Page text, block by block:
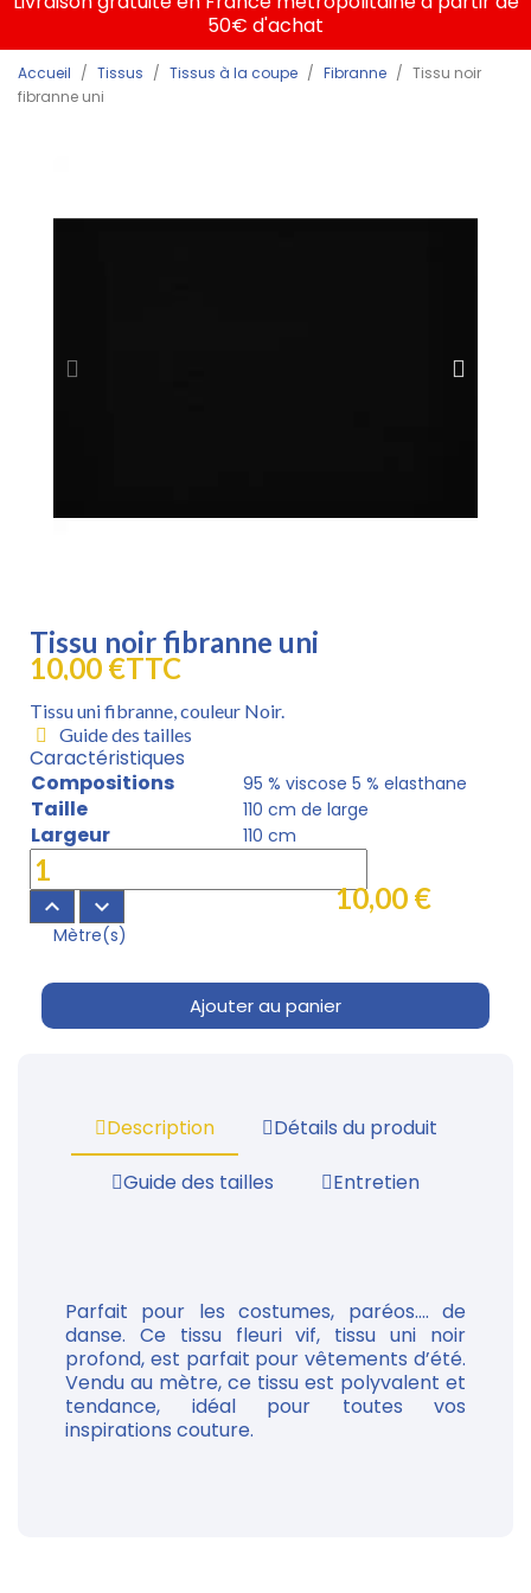
50€ d'achat
Accueil Tissus Tissus à la coupe Fibranne
Tissu noir
fibranne uni
Tissu noir fibranne uni
10,00 €TTC
Tissu uni fibranne, couleur Noir.
Guide des tailles
Caractéristiques
Compositions
95 % viscose 5 % elasthane
Taille 110 cm de large
Largeur 110 cm
keyboard_arrow_up keyboard_arrow_down
Mètre(s)
10,00 €
Ajouter au panier
Description
Détails du produit
Guide des tailles
Entretien
Parfait pour les costumes, paréos.... de
danse. Ce tissu fleuri vif, tissu uni noir
profond, est parfait pour vêtements d’été.
Vendu au mètre, ce tissu est polyvalent et
tendance, idéal pour toutes vos
inspirations couture.